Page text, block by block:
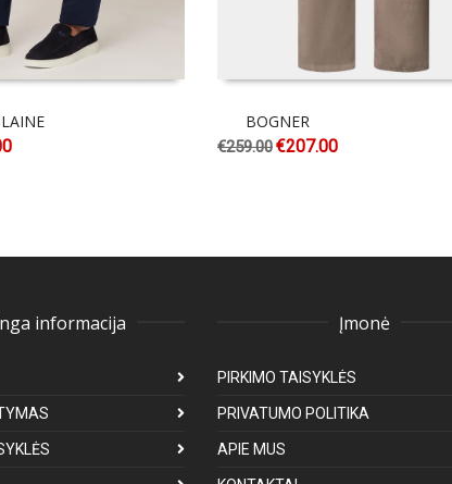
BOGNER
€259.00€207.00
informacija Įmonė
PIRKIMO TAISYKLĖS
PRIVATUMO POLITIKA
APIE MUS